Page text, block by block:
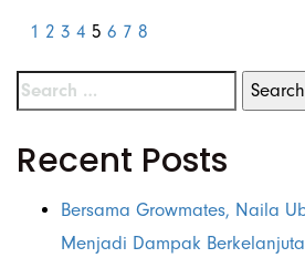
1 2 3 4 5 6 7 8
Recent Posts
Bersama Growmates, Naila
Menjadi Dampak